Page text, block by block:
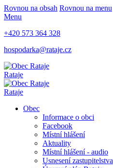
Rovnou na obsah Rovnou na menu
Menu
+420 573 364 328
hospodarka@rataje.cz
Rataje
Rataje
Obec
Informace o obci
Facebook
Místní hlášení
Aktuality
Místní hlášení - audio
Usnesení zastupitelstva